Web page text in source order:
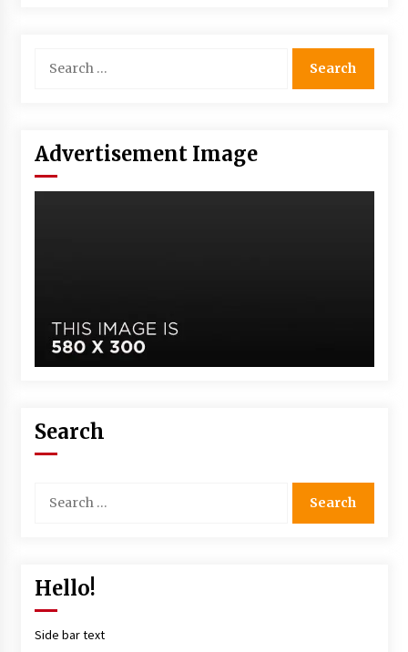
Advertisement Image
Search
Hello!
Side bar text